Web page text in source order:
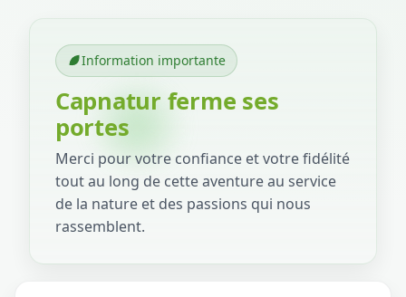
Information importante
Capnatur ferme ses
portes
Merci pour votre confiance et votre fidélité
tout au long de cette aventure au service
de la nature et des passions qui nous
rassemblent.